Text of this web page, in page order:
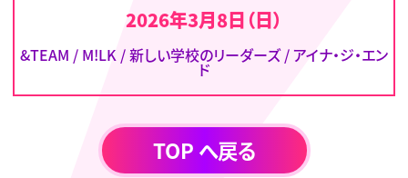
2026年3月8日（日）
&TEAM / M!LK / 新しい学校のリーダーズ / アイナ・ジ・エン
ド
TOP へ戻る